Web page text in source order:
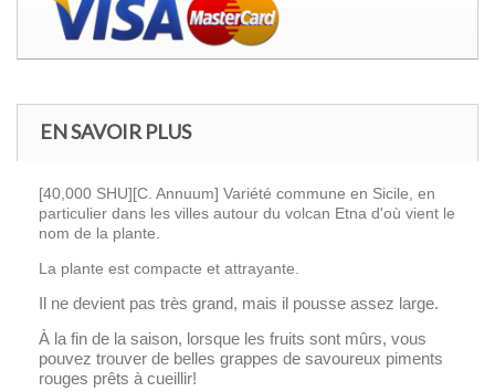
EN SAVOIR PLUS
[40,000 SHU][C. Annuum] Variété commune en Sicile, en
particulier dans les villes autour du volcan Etna d'où vient le
nom de la plante.
La plante est compacte et attrayante.
Il ne devient pas très grand, mais il pousse assez large.
À la fin de la saison, lorsque les fruits sont mûrs, vous
pouvez trouver de belles grappes de savoureux piments
rouges prêts à cueillir!